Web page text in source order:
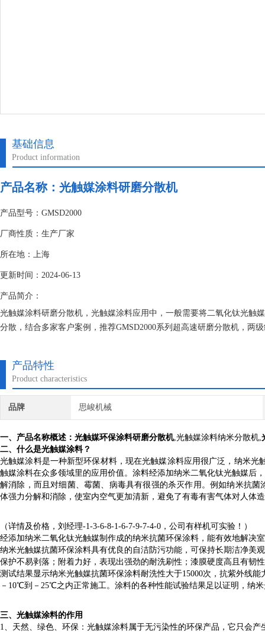
基础信息
Product information
产品名称：光触媒涂料研磨分散机
产品型号：GMSD2000
厂商性质：生产厂家
所在地：上海
更新时间：2024-06-13
产品简介：
光触媒涂料研磨分散机，光触媒涂料应用中，一般需要将二氧化钛光触
分散，结合多家客户案例，推荐GMSD2000系列超高速研磨分散机，两
产品特性
Product characteristics
品牌 思峻机械
一、产品名称概述： 光触媒环保涂料研磨分散机,光触媒涂料纳米分散机,
二、什么是光触媒涂料？
光触媒涂料是一种新型环保材料，现在光触媒涂料应用很广泛，纳米
触媒涂料在众多领域里的应用价值。涂料经添加纳米二氧化钛光触媒
解消除，而且对细菌、霉菌、病毒具有很强的杀灭作用。例如纳米抗
体强力分解和消除，使室内空气更加清新，避免了有毒有害气体对人体
（详情及价格，刘经理-1-3-6-8-1-6-7-9-7-4-0，公司有样机可实验！）
经添加纳米二氧化钛光触媒制作成的纳米抗菌环保涂料，能有效地解决
纳米光触媒抗菌环保涂料具有优良的自洁防污功能，可保持长期洁净美
保护不易剥落；附着力好，表现出强劲的耐洗刷性；漆膜硬度高且有韧性
测试结果显示纳米光触媒抗菌环保涂料耐洗性大于15000次，抗紫外线
－10℃到－25℃之内正常施工。涂料的各种性能试验结果足以证明，纳
三、光触媒涂料的作用
1、天然、绿色、环保：光触媒涂料属于无污染性的环保产品，它只会